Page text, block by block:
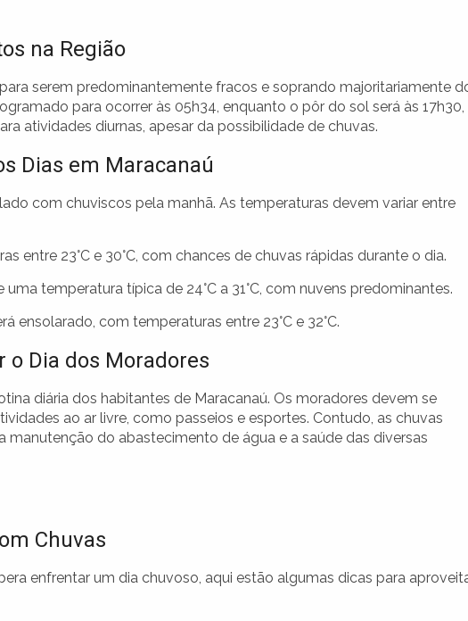
na Região
serem predominantemente fracos e soprando majoritariamente
para ocorrer às 05h34, enquanto o pôr do sol será às 17h30,
atividades diurnas, apesar da possibilidade de chuvas.
Dias em Maracanaú
com chuviscos pela manhã. As temperaturas devem variar entre
entre 23°C e 30°C, com chances de chuvas rápidas durante o dia.
uma temperatura típica de 24°C a 31°C, com nuvens predominantes.
ensolarado, com temperaturas entre 23°C e 32°C.
o Dia dos Moradores
diária dos habitantes de Maracanaú. Os moradores devem se
ao ar livre, como passeios e esportes. Contudo, as chuvas
do abastecimento de água e a saúde das diversas
Chuvas
enfrentar um dia chuvoso, aqui estão algumas dicas para